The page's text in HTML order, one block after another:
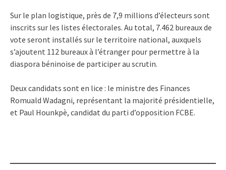
Sur le plan logistique, près de 7,9 millions d’électeurs sont
inscrits sur les listes électorales. Au total, 7.462 bureaux de
vote seront installés sur le territoire national, auxquels
s’ajoutent 112 bureaux à l’étranger pour permettre à la
diaspora béninoise de participer au scrutin.
Deux candidats sont en lice : le ministre des Finances
Romuald Wadagni, représentant la majorité présidentielle,
et Paul Hounkpè, candidat du parti d’opposition FCBE.